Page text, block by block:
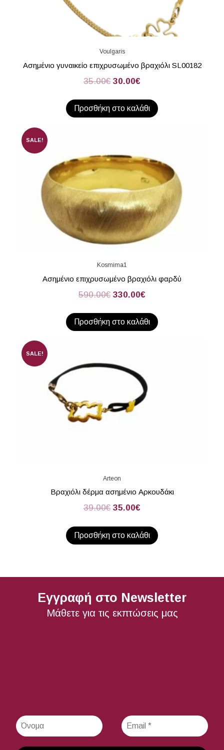
Voulgaris
Ασημένιο γυναικείο επιχρυσωμένο βραχιόλι SL00182
35.00€ 30.00€
Προσθήκη στο καλάθι
SALE!
Kosmima1
Ασημένιο επιχρυσωμένο βραχιόλι φαρδύ
590.00€ 330.00€
Προσθήκη στο καλάθι
SALE!
Arteon
Βραχιόλι δέρμα ασημένιο Αρκουδάκι
39.00€ 35.00€
Προσθήκη στο καλάθι
Εγγραφή στο Newsletter
Μάθετε για τις εκπτώσεις μας